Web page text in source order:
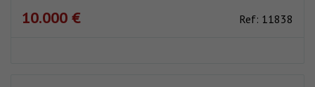
10.000 € Ref: 11838